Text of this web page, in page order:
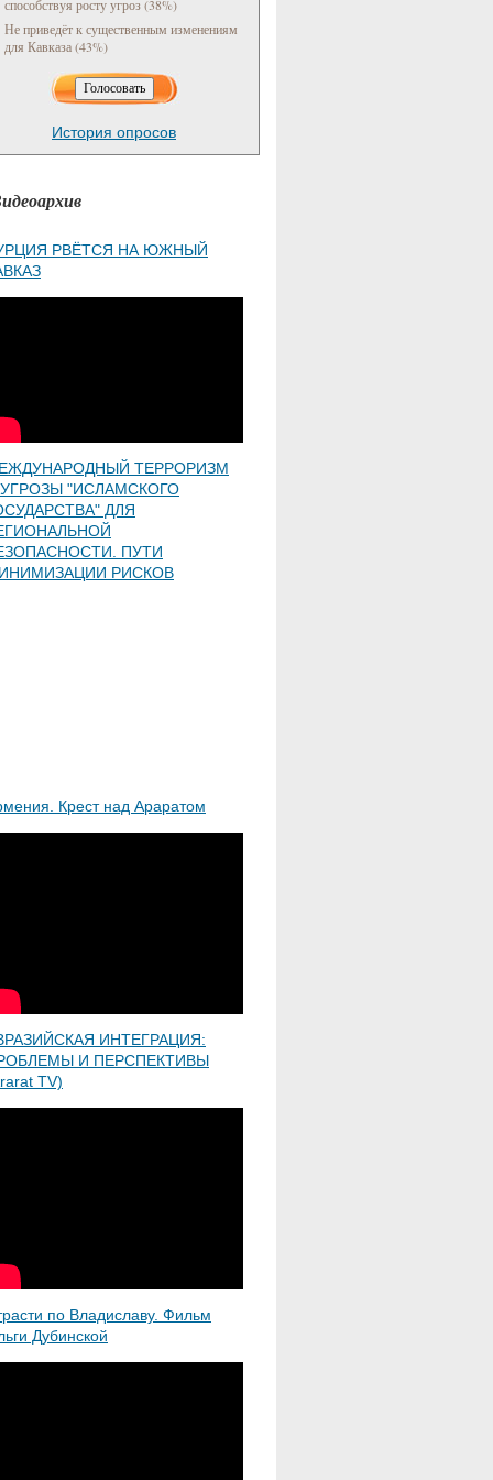
способствуя росту угроз (38%)
Не приведёт к существенным изменениям
для Кавказа (43%)
История опросов
РВЁТСЯ НА ЮЖНЫЙ
ТЕРРОРИЗМ
"ИСЛАМСКОГО
ДЛЯ
ПУТИ
РИСКОВ
Крест над Араратом
ИНТЕГРАЦИЯ:
И ПЕРСПЕКТИВЫ
TV)
по Владиславу. Фильм
Дубинской